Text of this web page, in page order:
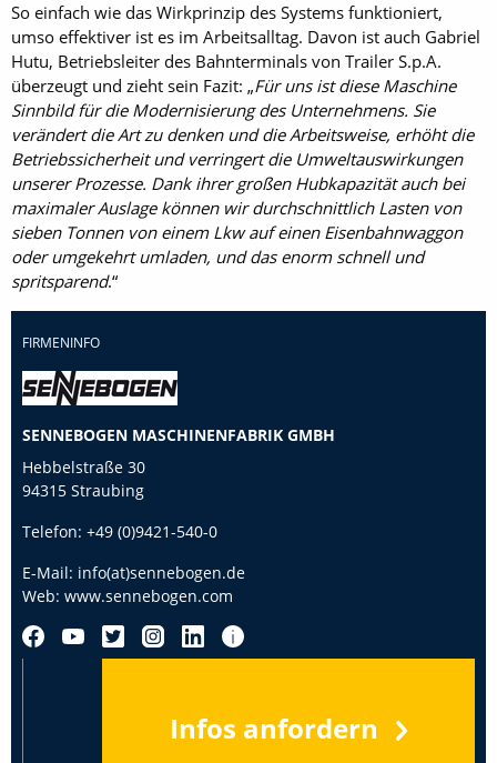
So einfach wie das Wirkprinzip des Systems funktioniert,
umso effektiver ist es im Arbeitsalltag. Davon ist auch Gabriel
Hutu, Betriebsleiter des Bahnterminals von Trailer S.p.A.
überzeugt und zieht sein Fazit: „Für uns ist diese Maschine
Sinnbild für die Modernisierung des Unternehmens. Sie
verändert die Art zu denken und die Arbeitsweise, erhöht die
Betriebssicherheit und verringert die Umweltauswirkungen
unserer Prozesse. Dank ihrer großen Hubkapazität auch bei
maximaler Auslage können wir durchschnittlich Lasten von
sieben Tonnen von einem Lkw auf einen Eisenbahnwaggon
oder umgekehrt umladen, und das enorm schnell und
spritsparend.“
FIRMENINFO
SENNEBOGEN MASCHINENFABRIK GMBH
Hebbelstraße 30
94315 Straubing
Telefon: +49 (0)9421-540-0
E-Mail: info(at)sennebogen.de
Web: www.sennebogen.com
Infos anfordern